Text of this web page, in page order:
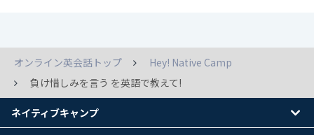
オンライン英会話トップ
Hey! Native Camp
負け惜しみを言う を英語で教えて!
ネイティブキャンプ